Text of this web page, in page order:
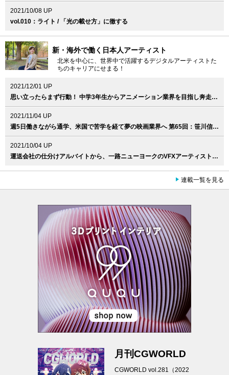
2021/10/08 UP
vol.010：ライト / 「光の載せ方」に徹する
新・海外で働く日本人アーティスト
北米を中心に、世界中で活躍するデジタルアーティストた
ちのキャリアにせまる！
2021/12/01 UP
思い立ったらまず行動！ 中学3年生からアニメーション業界を目指し奔走 第66回：田村鞠果（LAIKA, Llc. / Jr. Prop Designer）
2021/11/04 UP
週5日働きながら通学、米国で苦学を経て夢の映画業界へ 第65回：笹川信輝（Skydance Animation / 3D Visual Development Artist）
2021/10/04 UP
運送会社の仕分けアルバイトから、一路ニューヨークのVFXアーティストへ。第64回：佐藤文郎（Cineric Creative / Senior Flame Artist ）
連載一覧を見る
月刊CGWORLD
CGWORLD vol.281（2022